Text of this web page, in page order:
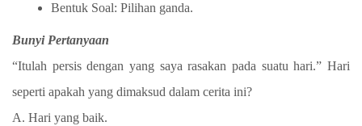
Bentuk Soal: Pilihan ganda.
Bunyi Pertanyaan
“Itulah persis dengan yang saya rasakan pada suatu hari.” Hari
seperti apakah yang dimaksud dalam cerita ini?
A. Hari yang baik.